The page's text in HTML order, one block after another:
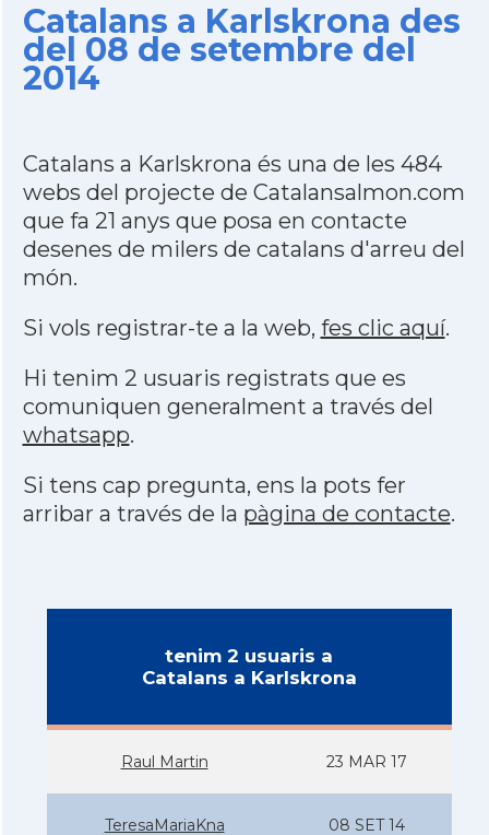
Catalans a Karlskrona des
del 08 de setembre del
2014
Catalans a Karlskrona és una de les 484
webs del projecte de Catalansalmon.com
que fa 21 anys que posa en contacte
desenes de milers de catalans d'arreu del
món.
Si vols registrar-te a la web, fes clic aquí.
Hi tenim 2 usuaris registrats que es
comuniquen generalment a través del
whatsapp.
Si tens cap pregunta, ens la pots fer
arribar a través de la pàgina de contacte.
tenim 2 usuaris a
Catalans a Karlskrona
Raul Martin 23 MAR 17
TeresaMariaKna 08 SET 14